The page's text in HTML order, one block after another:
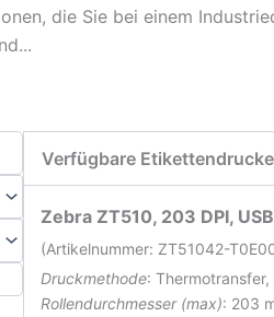
die Sie bei einem
Verfügbare
Zebra ZT510, 203 DPI,
(Artikelnummer: ZT51042-
Druckmethode: Thermotransfer,
Rollendurchmesser (max): 203